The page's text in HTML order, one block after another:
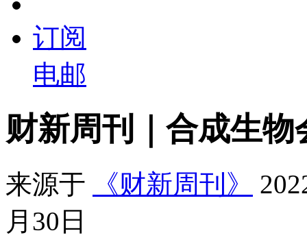
订阅
电邮
财新周刊｜合成生
来源于 《财新周刊》
月30日